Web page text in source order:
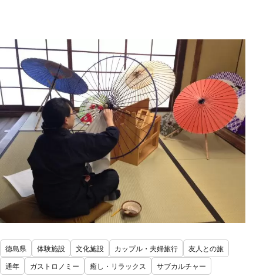
徳島県 体験施設 文化施設 カップル・夫婦旅行
友人との旅
通年
ガストロノミー 癒し・リラックス サブカルチャー